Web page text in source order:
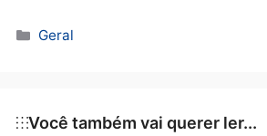
garantir um atendimento de alta